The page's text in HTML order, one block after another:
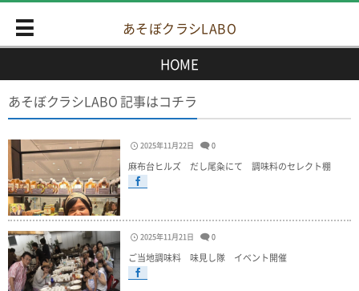
あそぼクラシLABO
HOME
あそぼクラシLABO 記事はコチラ
2025年11月22日 0
麻布台ヒルズ だし尾粂にて 調味料のセレクト棚
2025年11月21日 0
ご当地調味料 味見し隊 イベント開催